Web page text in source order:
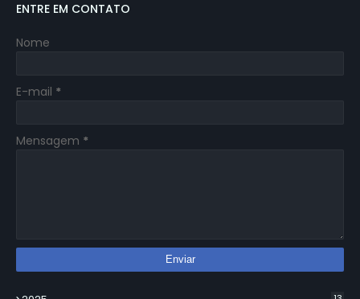
ENTRE EM CONTATO
Nome
E-mail *
Mensagem *